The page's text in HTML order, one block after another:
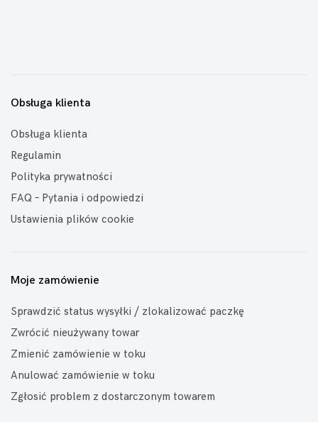
Obsługa klienta
Obsługa klienta
Regulamin
Polityka prywatności
FAQ – Pytania i odpowiedzi
Ustawienia plików cookie
Moje zamówienie
Sprawdzić status wysyłki / zlokalizować paczkę
Zwrócić nieużywany towar
Zmienić zamówienie w toku
Anulować zamówienie w toku
Zgłosić problem z dostarczonym towarem